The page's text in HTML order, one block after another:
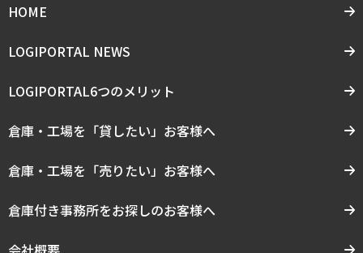
HOME
LOGIPORTAL NEWS
LOGIPORTAL6つのメリット
倉庫・工場を「貸したい」お客様へ
倉庫・工場を「売りたい」お客様へ
倉庫付き事務所をお探しのお客様へ